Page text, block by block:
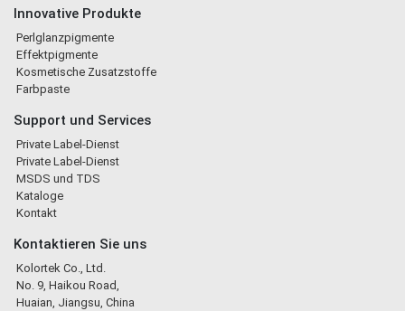
Innovative Produkte
Perlglanzpigmente
Effektpigmente
Kosmetische Zusatzstoffe
Farbpaste
Support und Services
Private Label-Dienst
Private Label-Dienst
MSDS und TDS
Kataloge
Kontakt
Kontaktieren Sie uns
Kolortek Co., Ltd.
No. 9, Haikou Road,
Huaian, Jiangsu, China